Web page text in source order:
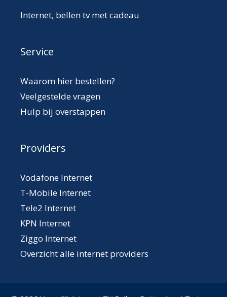
Internet, bellen tv met cadeau
Service
Waarom hier bestellen?
Veelgestelde vragen
Hulp bij overstappen
Providers
Vodafone Internet
T-Mobile Internet
Tele2 Internet
KPN Internet
Ziggo Internet
Overzicht alle internet providers